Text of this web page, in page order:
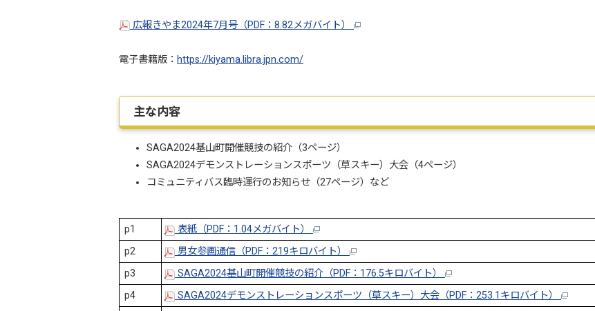
広報きやま2024年7月号（PDF：8.82メガバイト）
電子書籍版： https://kiyama.libra.jpn.com/
主な内容
SAGA2024基山町開催競技の紹介（3ページ）
SAGA2024デモンストレーションスポーツ（草スキー）大会（4ページ）
コミュニティバス臨時運行のお知らせ（27ページ）など
p1
表紙（PDF：1.04メガバイト）
p2
男女参画通信（PDF：219キロバイト）
p3
SAGA2024基山町開催競技の紹介（PDF：176.5キロバイト）
p4
SAGA2024デモンストレーションスポーツ（草スキー）大会（PDF：253.1キロバイト）